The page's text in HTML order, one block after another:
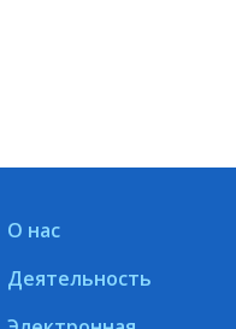
О нас
Деятельность